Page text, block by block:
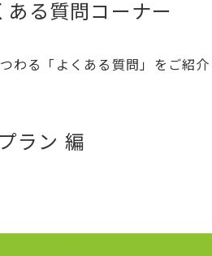
ある質問コーナー
わる「よくある質問」をご紹
ラン 編